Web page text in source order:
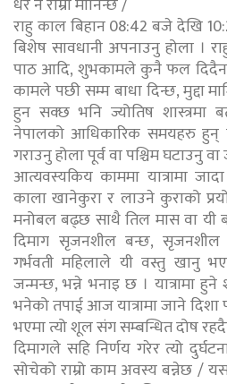
राहु काल बिहान 08:42 बजे देखि
बिशेष सावधानी अपनाउनु होला ।
पाठ आदि, शुभकामले कुनै फल दिदैन
कामले पछी सम्म बाधा दिन्छ, मुद्दा
हुन सक्छ भनि ज्योतिष
नेपालको आधिकारिक समयहरु हुन्
गराउनु होला पूर्व वा पश्चिम घटाउनु
आत्यवस्यकिय काममा यात्रामा
काला खानेकुरा र लाउने कुराको
मनोबल बढ्छ साथै तिल मास वा यी
दिमाग सृजनशील बन्छ, सृजनशील
गर्भवती महिलाले यी वस्तु खानु
जन्मन्छ, भन्ने भनाइ छ । यात्रामा
भनेको तपाई आज यात्रामा जाने दिशा
भएमा त्यो शूल संग सम्बन्धित दोष
दिमागले सहि निर्णय गरेर त्यो
सोचेको राम्रो काम अवस्य बन्नेछ /